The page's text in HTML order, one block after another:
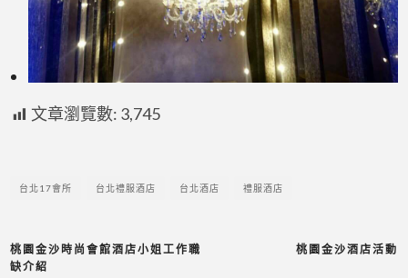
文章瀏覽數: 3,745
台北17會所 台北禮服酒店 台北酒店 禮服酒店
桃園金沙酒店活動
桃園金沙時尚會館酒店小姐工作職
缺介紹